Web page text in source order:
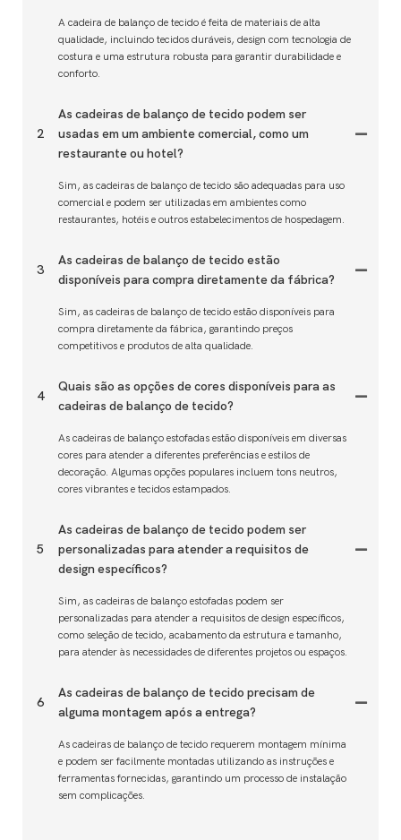
A cadeira de balanço de tecido é feita de materiais de alta
qualidade, incluindo tecidos duráveis, design com tecnologia de
costura e uma estrutura robusta para garantir durabilidade e
conforto.
2
As cadeiras de balanço de tecido podem ser
usadas em um ambiente comercial, como um
restaurante ou hotel?
Sim, as cadeiras de balanço de tecido são adequadas para uso
comercial e podem ser utilizadas em ambientes como
restaurantes, hotéis e outros estabelecimentos de hospedagem.
3
As cadeiras de balanço de tecido estão
disponíveis para compra diretamente da fábrica?
Sim, as cadeiras de balanço de tecido estão disponíveis para
compra diretamente da fábrica, garantindo preços
competitivos e produtos de alta qualidade.
4
Quais são as opções de cores disponíveis para as
cadeiras de balanço de tecido?
As cadeiras de balanço estofadas estão disponíveis em diversas
cores para atender a diferentes preferências e estilos de
decoração. Algumas opções populares incluem tons neutros,
cores vibrantes e tecidos estampados.
5
As cadeiras de balanço de tecido podem ser
personalizadas para atender a requisitos de
design específicos?
Sim, as cadeiras de balanço estofadas podem ser
personalizadas para atender a requisitos de design específicos,
como seleção de tecido, acabamento da estrutura e tamanho,
para atender às necessidades de diferentes projetos ou espaços.
6
As cadeiras de balanço de tecido precisam de
alguma montagem após a entrega?
As cadeiras de balanço de tecido requerem montagem mínima
e podem ser facilmente montadas utilizando as instruções e
ferramentas fornecidas, garantindo um processo de instalação
sem complicações.